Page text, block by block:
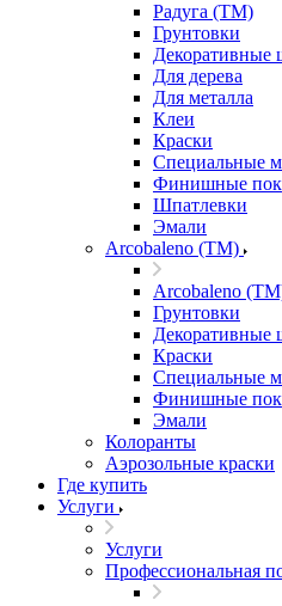
Радуга (ТМ)
Грунтовки
Декоративные
Для дерева
Для металла
Клеи
Краски
Специальные
Финишные
Шпатлевки
Эмали
Arcobaleno (ТМ)
Arcobaleno
Грунтовки
Декоративные
Краски
Специальные
Финишные
Эмали
Колоранты
Аэрозольные краски
Где купить
Услуги
Услуги
Профессиональная